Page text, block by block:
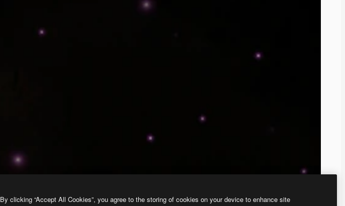
By clicking “Accept All Cookies”, you agree to the storing of cookies on your device to enhance site